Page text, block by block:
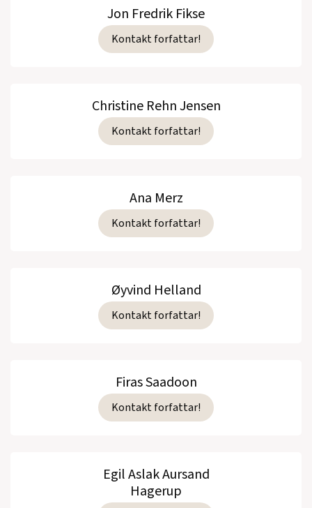
Jon Fredrik Fikse
Kontakt forfattar!
Christine Rehn Jensen
Kontakt forfattar!
Ana Merz
Kontakt forfattar!
Øyvind Helland
Kontakt forfattar!
Firas Saadoon
Kontakt forfattar!
Egil Aslak Aursand
Hagerup